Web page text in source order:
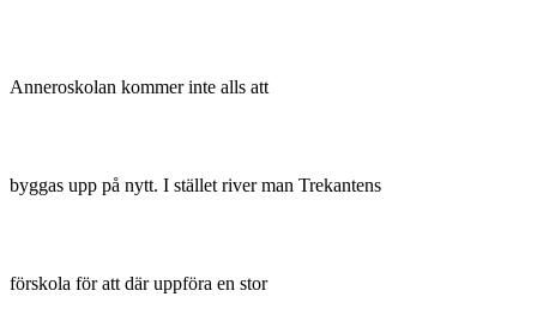
Anneroskolan kommer inte alls att
byggas upp på nytt. I stället river man Trekantens
förskola för att där uppföra en stor